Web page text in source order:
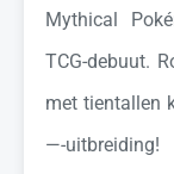
Mythical
TCG-debuut.
met tientallen
—-uitbreiding!